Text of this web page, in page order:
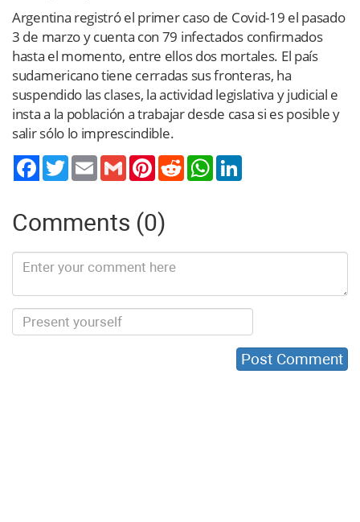
Argentina registró el primer caso de Covid-19 el pasado
3 de marzo y cuenta con 79 infectados confirmados
hasta el momento, entre ellos dos mortales. El país
sudamericano tiene cerradas sus fronteras, ha
suspendido las clases, la actividad legislativa y judicial e
insta a la población a trabajar desde casa si es posible y
salir sólo lo imprescindible.
TwitterEmail Gmail PinterestReddit WhatsApp
Comments (0)